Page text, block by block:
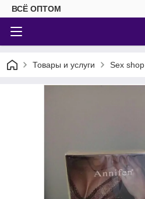
ВСЁ ОПТОМ
Товары и услуги Sex shop